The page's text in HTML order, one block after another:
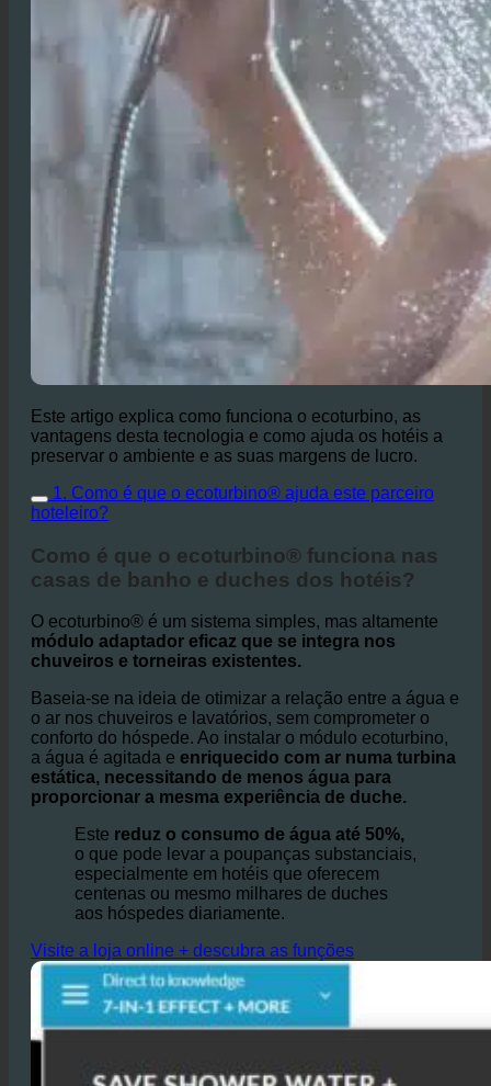
Este artigo explica como funciona o ecoturbino, as
vantagens desta tecnologia e como ajuda os hotéis a
1. Como é que o ecoturbino® ajuda este parceiro
Como é que o ecoturbino® funciona nas
O ecoturbino® é um sistema simples, mas altamente
módulo adaptador eficaz que se integra nos
Baseia-se na ideia de otimizar a relação entre a água e
o ar nos chuveiros e lavatórios, sem comprometer o
conforto do hóspede. Ao instalar o módulo ecoturbino,
a água é agitada eenriquecido com ar numa turbina
estática, necessitando de menos água para
Estereduz o consumo de água até 50%,
o que pode levar a poupanças substanciais,
especialmente em hotéis que oferecem
centenas ou mesmo milhares de duches
Visite a loja online + descubra as funções